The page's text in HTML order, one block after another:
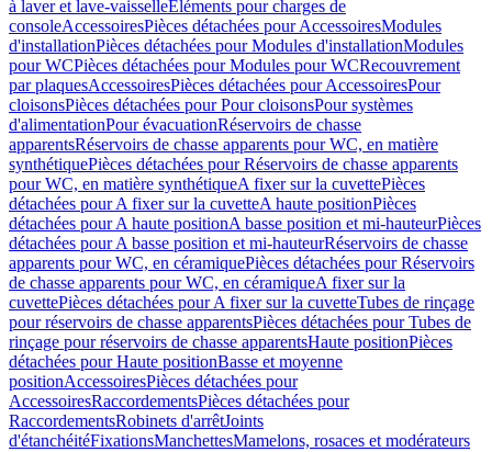
à laver et lave-vaisselleEléments pour charges de
consoleAccessoiresPièces détachées pour AccessoiresModules
d'installationPièces détachées pour Modules d'installationModules
pour WCPièces détachées pour Modules pour WCRecouvrement
par plaquesAccessoiresPièces détachées pour AccessoiresPour
cloisonsPièces détachées pour Pour cloisonsPour systèmes
d'alimentationPour évacuationRéservoirs de chasse
apparentsRéservoirs de chasse apparents pour WC, en matière
synthétiquePièces détachées pour Réservoirs de chasse apparents
pour WC, en matière synthétiqueA fixer sur la cuvettePièces
détachées pour A fixer sur la cuvetteA haute positionPièces
détachées pour A haute positionA basse position et mi-hauteurPièces
détachées pour A basse position et mi-hauteurRéservoirs de chasse
apparents pour WC, en céramiquePièces détachées pour Réservoirs
de chasse apparents pour WC, en céramiqueA fixer sur la
cuvettePièces détachées pour A fixer sur la cuvetteTubes de rinçage
pour réservoirs de chasse apparentsPièces détachées pour Tubes de
rinçage pour réservoirs de chasse apparentsHaute positionPièces
détachées pour Haute positionBasse et moyenne
positionAccessoiresPièces détachées pour
AccessoiresRaccordementsPièces détachées pour
RaccordementsRobinets d'arrêtJoints
d'étanchéitéFixationsManchettesMamelons, rosaces et modérateurs